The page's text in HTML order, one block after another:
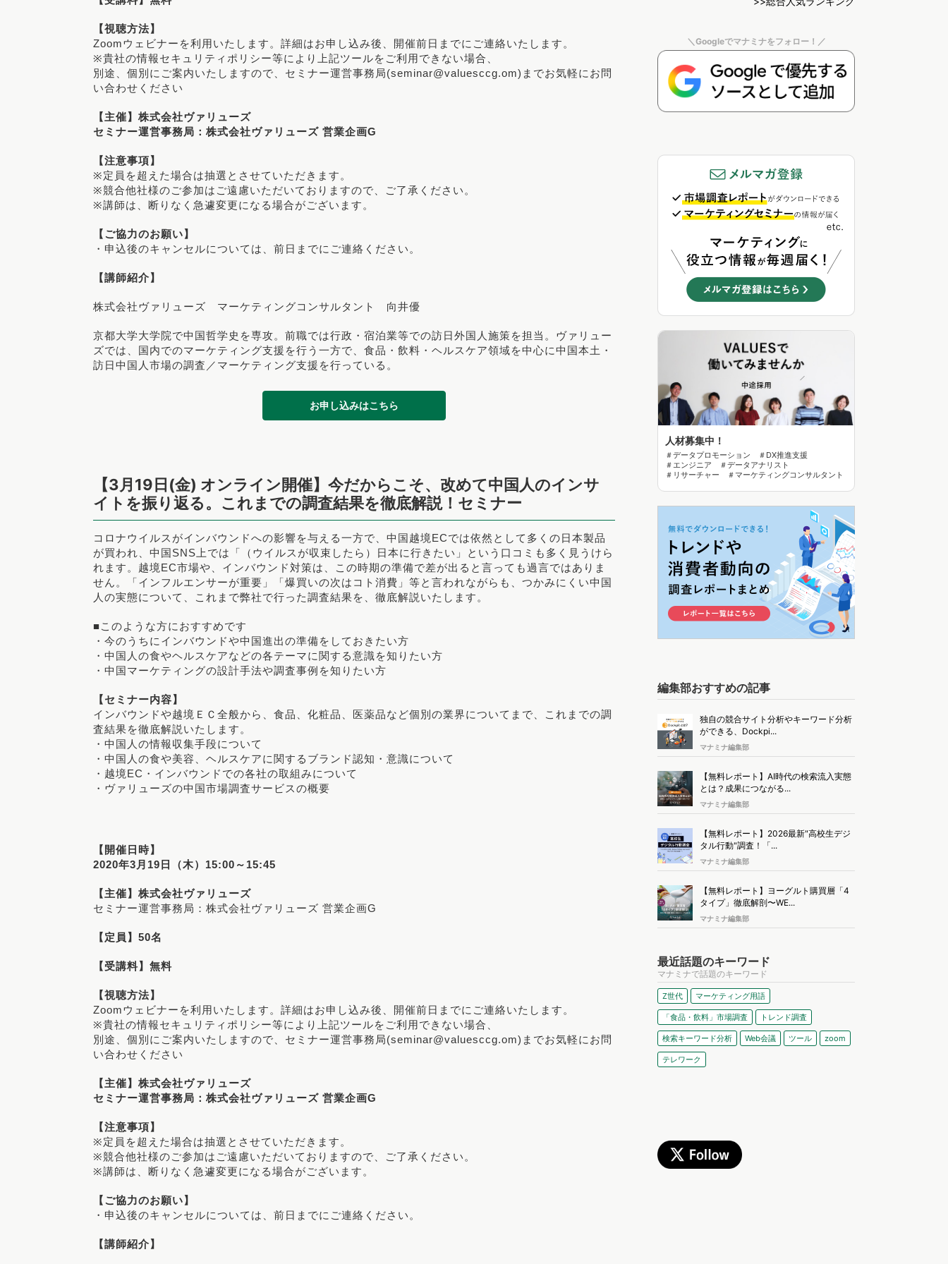
【視聴方法】
Zoomウェビナーを利用いたします。詳細はお申し込み後、開催前日までにご連絡いたします。
※貴社の情報セキュリティポリシー等により上記ツールをご利用できない場合、
別途、個別にご案内いたしますので、セミナー運営事務局(seminar@valuesccg.om)までお気軽にお問
い合わせください
【主催】株式会社ヴァリューズ
セミナー運営事務局：株式会社ヴァリューズ 営業企画G
【注意事項】
※定員を超えた場合は抽選とさせていただきます。
※競合他社様のご参加はご遠慮いただいておりますので、ご了承ください。
※講師は、断りなく急遽変更になる場合がございます。
【ご協力のお願い】
・申込後のキャンセルについては、前日までにご連絡ください。
【講師紹介】
株式会社ヴァリューズ マーケティングコンサルタント 向井優
京都大学大学院で中国哲学史を専攻。 前職では行政・宿泊業等での訪日外国人施策を担当。 ヴァリュー
ズでは、国内でのマーケティング支援を行う一方で、 食品・飲料・ヘルスケア領域を中心に中国本土・
訪日中国人市場の調査／マーケティング支援を行っている。
お申し込みはこちら
【3月19日(金) オンライン開催】今だからこそ、改めて中国人のインサ
イトを振り返る。これまでの調査結果を徹底解説！セミナー
コロナウイルスがインバウンドへの影響を与える一方で、中国越境ECでは依然として多くの日本製品
が買われ、中国SNS上では「（ウイルスが収束したら）日本に行きたい」という口コミも多く見うけら
れます。 越境EC市場や、インバウンド対策は、この時期の準備で差が出ると言っても過言ではありま
せん。「インフルエンサーが重要」「爆買いの次はコト消費」等と言われながらも、 つかみにくい中国
人の実態について、これまで弊社で行った調査結果を、徹底解説いたします。
■このような方におすすめです
・今のうちにインバウンドや中国進出の準備をしておきたい方
・中国人の食やヘルスケアなどの各テーマに関する意識を知りたい方
・中国マーケティングの設計手法や調査事例を知りたい方
【セミナー内容】
インバウンドや越境ＥＣ全般から、食品、化粧品、医薬品など個別の業界についてまで、これまでの調
査結果を徹底解説いたします。
・中国人の情報収集手段について
・中国人の食や美容、ヘルスケアに関するブランド認知・意識について
・越境EC・インバウンドでの各社の取組みについて
・ヴァリューズの中国市場調査サービスの概要
【開催日時】
2020年3月19日（木）15:00～15:45
【主催】株式会社ヴァリューズ
セミナー運営事務局：株式会社ヴァリューズ 営業企画G
【定員】50名
【受講料】無料
【視聴方法】
Zoomウェビナーを利用いたします。詳細はお申し込み後、開催前日までにご連絡いたします。
※貴社の情報セキュリティポリシー等により上記ツールをご利用できない場合、
別途、個別にご案内いたしますので、セミナー運営事務局(seminar@valuesccg.om)までお気軽にお問
い合わせください
【主催】株式会社ヴァリューズ
セミナー運営事務局：株式会社ヴァリューズ 営業企画G
【注意事項】
※定員を超えた場合は抽選とさせていただきます。
※競合他社様のご参加はご遠慮いただいておりますので、ご了承ください。
※講師は、断りなく急遽変更になる場合がございます。
【ご協力のお願い】
・申込後のキャンセルについては、前日までにご連絡ください。
【講師紹介】
＼Googleでマナミナをフォロー！／
人材募集中！
＃データプロモーション ＃DX推進支援
＃エンジニア ＃データアナリスト
＃リサーチャー ＃マーケティングコンサルタント
編集部おすすめの記事
独自の競合サイト分析やキーワード分析
ができる、Dockpi...
マナミナ編集部
【無料レポート】AI時代の検索流入実態
とは？成果につながる...
マナミナ編集部
【無料レポート】2026最新"高校生デジ
タル行動"調査！「...
マナミナ編集部
【無料レポート】ヨーグルト購買層「4
タイプ」徹底解剖〜WE...
マナミナ編集部
最近話題のキーワード
マナミナで話題のキーワード
Z世代 マーケティング用語
「食品・飲料」市場調査 トレンド調査
検索キーワード分析 Web会議 ツール zoom
テレワーク